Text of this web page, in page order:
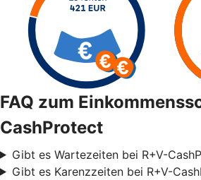
FAQ zum
CashProtect
Gibt es Wartezeiten bei R+V-
Gibt es Karenzzeiten bei R+V-